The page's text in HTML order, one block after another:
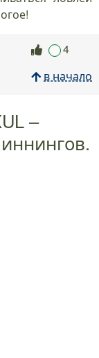
4
в начало
–